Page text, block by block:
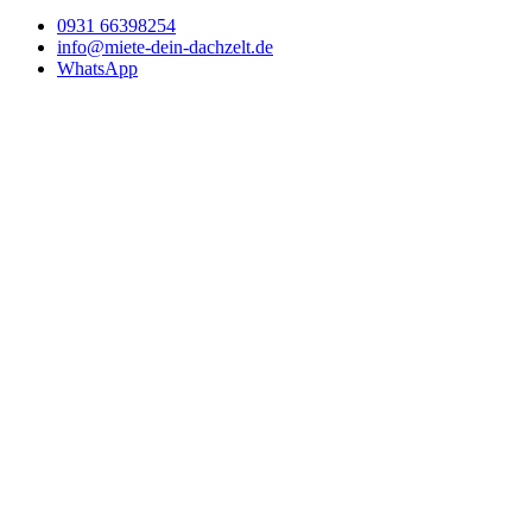
0931 66398254
info@miete-dein-dachzelt.de
WhatsApp